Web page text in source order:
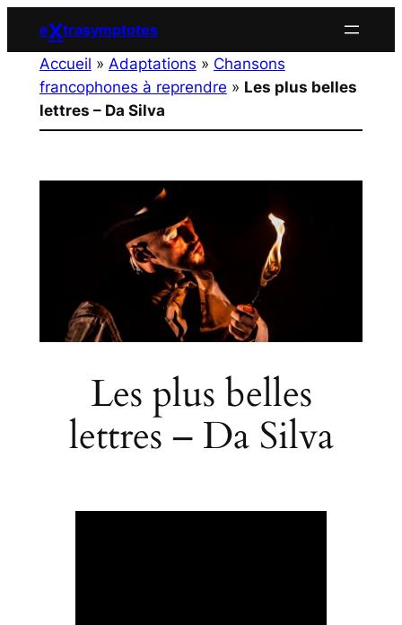
contenu
eXtrasymptotes
Accueil » Adaptations » Chansons
francophones à reprendre » Les plus belles
lettres – Da Silva
Les plus belles
lettres – Da Silva